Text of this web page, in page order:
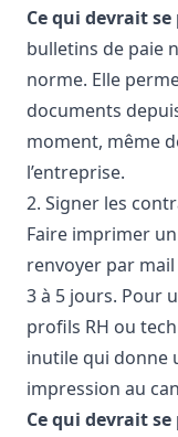
Ce qui devrait se
bulletins de paie
norme. Elle
documents
moment, même
l’entreprise.
2. Signer les
Faire imprimer
renvoyer par
3 à 5 jours. Pour
profils RH ou
inutile qui donne
impression au
Ce qui devrait se